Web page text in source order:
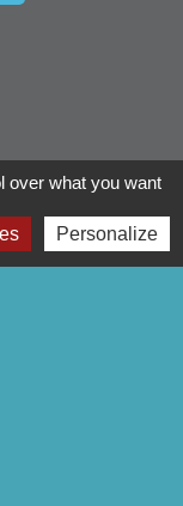
over what you want
Personalize